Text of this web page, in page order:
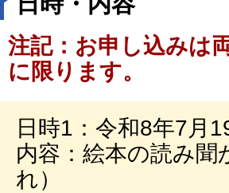
注記：お申し込みは
に限ります。
日時1：令和8年7月
内容：絵本の読み
れ）